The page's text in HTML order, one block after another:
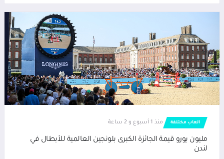
العاب مختلفة منذ 1 أسبوع و 2 ساعة
مليون يورو قيمة الجائزة الكبرى بلونجين العالمية للأبطال في
لندن